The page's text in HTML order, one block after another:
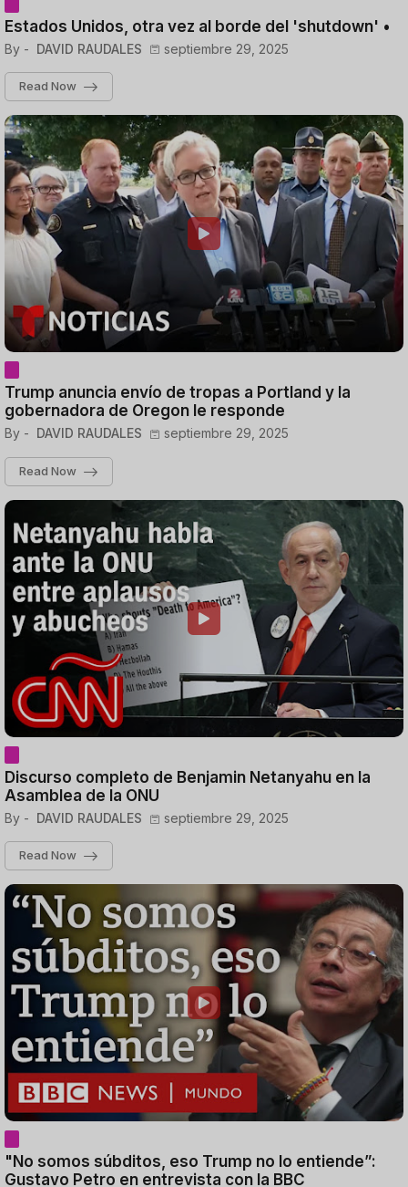
Estados Unidos, otra vez al borde del 'shutdown' •
By - DAVID RAUDALES septiembre 29, 2025
Read Now
Trump anuncia envío de tropas a Portland y la
gobernadora de Oregon le responde
By - DAVID RAUDALES septiembre 29, 2025
Read Now
Discurso completo de Benjamin Netanyahu en la
Asamblea de la ONU
By - DAVID RAUDALES septiembre 29, 2025
Read Now
"No somos súbditos, eso Trump no lo entiende”:
Gustavo Petro en entrevista con la BBC